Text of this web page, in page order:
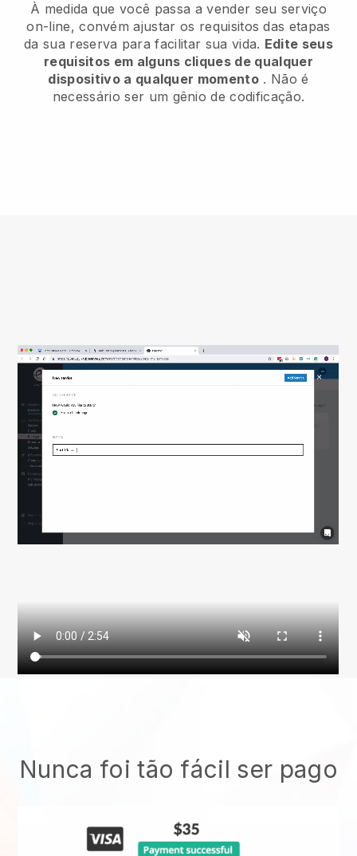
À medida que você passa a vender seu serviço
on-line, convém ajustar os requisitos das etapas
da sua reserva para facilitar sua vida. Edite seus
requisitos em alguns cliques de qualquer
dispositivo a qualquer momento . Não é
necessário ser um gênio de codificação.
Nunca foi tão fácil ser pago